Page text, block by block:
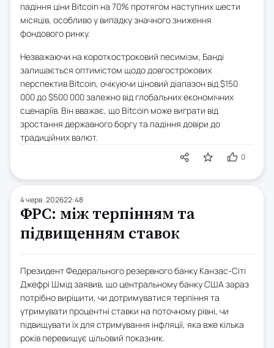
падіння ціни Bitcoin на 70% протягом наступних шести
місяців, особливо у випадку значного зниження
фондового ринку.
Незважаючи на короткостроковий песимізм, Банді
залишається оптимістом щодо довгострокових
перспектив Bitcoin, очікуючи ціновий діапазон від $150
000 до $500 000 залежно від глобальних економічних
сценаріїв. Він вважає, що Bitcoin може виграти від
зростання державного боргу та падіння довіри до
традиційних валют.
0
4 черв. 202622:48
ФРС: між терпінням та
підвищенням ставок
Президент Федерального резервного банку Канзас-Сіті
Джефрі Шмід заявив, що центральному банку США зараз
потрібно вирішити, чи дотримуватися терпіння та
утримувати процентні ставки на поточному рівні, чи
підвищувати їх для стримування інфляції, яка вже кілька
років перевищує цільовий показник.